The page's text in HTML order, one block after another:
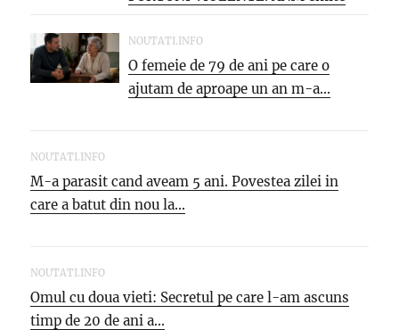
NOI...
NOUTATI.INFO
O femeie de 79 de ani pe care o
ajutam de aproape un an m-a...
NOUTATI.INFO
M-a parasit cand aveam 5 ani. Povestea zilei in
care a batut din nou la...
NOUTATI.INFO
Omul cu doua vieti: Secretul pe care l-am ascuns
timp de 20 de ani a...